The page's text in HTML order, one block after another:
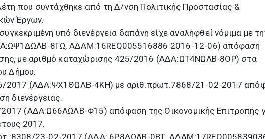
που συντάχθηκε από τη Δ/νση Πολιτικής Προστασίας &
Έργων.
υπό διενέργεια δαπάνη είχε αναληφθεί νόμιμα με
8ΓΩ, ΑΔΑΜ:16REQ005516886 2016-12-06) απόφαση
με αριθμό καταχώρισης 425/2016 (ΑΔΑ:ΩΤ4ΝΩΛΒ-8ΟΡ) στα
Δήμου.
2017 (ΑΔΑ:ΨΧ1ΘΩΛΒ-4ΚΗ) με αριθ.πρωτ.7868/21-02-2017
διενέργειας.
2017 (ΑΔΑ:Ω66ΛΩΛΒ-Φ15) απόφαση της Οικονομικής Επιτροπής
2017.
23-02-2017 (ΑΔΑ: 6Ρ8ΔΩΛΒ-0ΒΤ,